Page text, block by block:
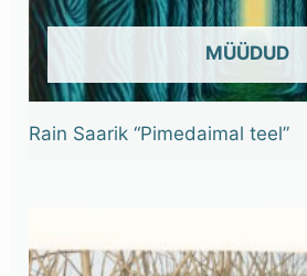
OUT OF STOCK
Rain Saarik “Pimedaimal teel”